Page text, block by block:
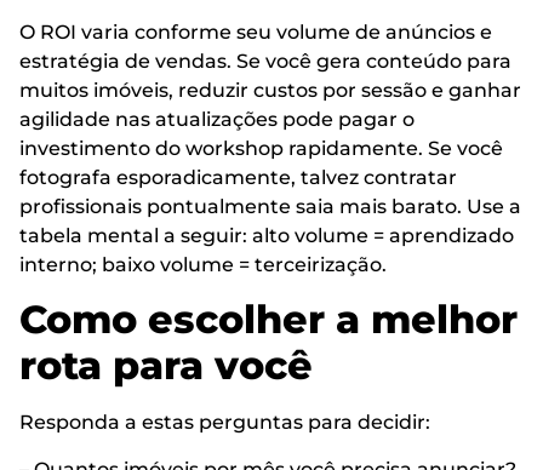
O ROI varia conforme seu volume de anúncios e
estratégia de vendas. Se você gera conteúdo para
muitos imóveis, reduzir custos por sessão e ganhar
agilidade nas atualizações pode pagar o
investimento do workshop rapidamente. Se você
fotografa esporadicamente, talvez contratar
profissionais pontualmente saia mais barato. Use a
tabela mental a seguir: alto volume = aprendizado
interno; baixo volume = terceirização.
Como escolher a melhor
rota para você
Responda a estas perguntas para decidir: